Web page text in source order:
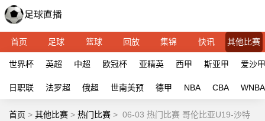
首页 足球 篮球 回放 集锦 快讯 其他比赛
世界杯 英超 中超 欧冠杯 亚精英 西甲 斯亚甲 爱沙甲
日职联 法罗超 俄超 世南美预 德甲 NBA CBA WNBA
首页 > 其他比赛 > 热门比赛 > 06-03 热门比赛 哥伦比亚U19-沙特